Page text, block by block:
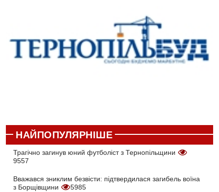
НАЙПОПУЛЯРНІШЕ
Трагічно загинув юний футболіст з Тернопільщини
9557
Вважався зниклим безвісти: підтвердилася загибель воїна
з Борщівщини
5985